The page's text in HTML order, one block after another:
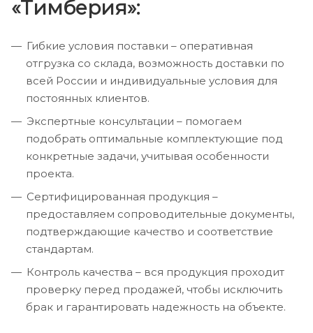
«Тимберия»:
Гибкие условия поставки – оперативная
отгрузка со склада, возможность доставки по
всей России и индивидуальные условия для
постоянных клиентов.
Экспертные консультации – помогаем
подобрать оптимальные комплектующие под
конкретные задачи, учитывая особенности
проекта.
Сертифицированная продукция –
предоставляем сопроводительные документы,
подтверждающие качество и соответствие
стандартам.
Контроль качества – вся продукция проходит
проверку перед продажей, чтобы исключить
брак и гарантировать надежность на объекте.